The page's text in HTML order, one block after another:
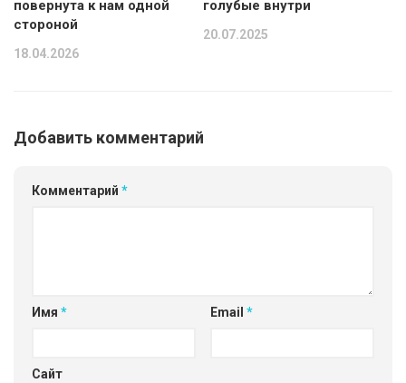
повернута к нам одной
стороной
18.04.2026
голубые внутри
20.07.2025
Добавить комментарий
Комментарий *
Имя * Email *
Сайт